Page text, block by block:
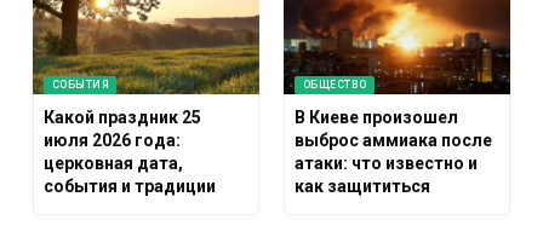
СОБЫТИЯ
Какой праздник 25
июля 2026 года:
церковная дата,
события и традиции
ОБЩЕСТВО
В Киеве произошел
выброс аммиака после
атаки: что известно и
как защититься